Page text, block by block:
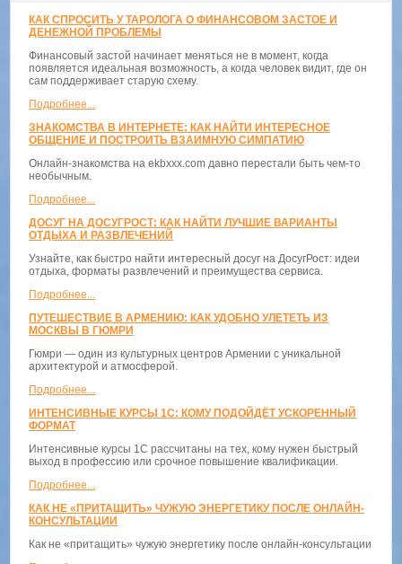
КАК СПРОСИТЬ У ТАРОЛОГА О ФИНАНСОВОМ ЗАСТОЕ И
ДЕНЕЖНОЙ ПРОБЛЕМЫ
Финансовый застой начинает меняться не в момент, когда
появляется идеальная возможность, а когда человек видит, где он
сам поддерживает старую схему.
Подробнее...
ЗНАКОМСТВА В ИНТЕРНЕТЕ: КАК НАЙТИ ИНТЕРЕСНОЕ
ОБЩЕНИЕ И ПОСТРОИТЬ ВЗАИМНУЮ СИМПАТИЮ
Онлайн-знакомства на ekbxxx.com давно перестали быть чем-то
необычным.
Подробнее...
ДОСУГ НА ДОСУГРОСТ: КАК НАЙТИ ЛУЧШИЕ ВАРИАНТЫ
ОТДЫХА И РАЗВЛЕЧЕНИЙ
Узнайте, как быстро найти интересный досуг на ДосугРост: идеи
отдыха, форматы развлечений и преимущества сервиса.
Подробнее...
ПУТЕШЕСТВИЕ В АРМЕНИЮ: КАК УДОБНО УЛЕТЕТЬ ИЗ
МОСКВЫ В ГЮМРИ
Гюмри — один из культурных центров Армении с уникальной
архитектурой и атмосферой.
Подробнее...
ИНТЕНСИВНЫЕ КУРСЫ 1С: КОМУ ПОДОЙДЁТ УСКОРЕННЫЙ
ФОРМАТ
Интенсивные курсы 1С рассчитаны на тех, кому нужен быстрый
выход в профессию или срочное повышение квалификации.
Подробнее...
КАК НЕ «ПРИТАЩИТЬ» ЧУЖУЮ ЭНЕРГЕТИКУ ПОСЛЕ ОНЛАЙН-
КОНСУЛЬТАЦИИ
Как не «притащить» чужую энергетику после онлайн-консультации